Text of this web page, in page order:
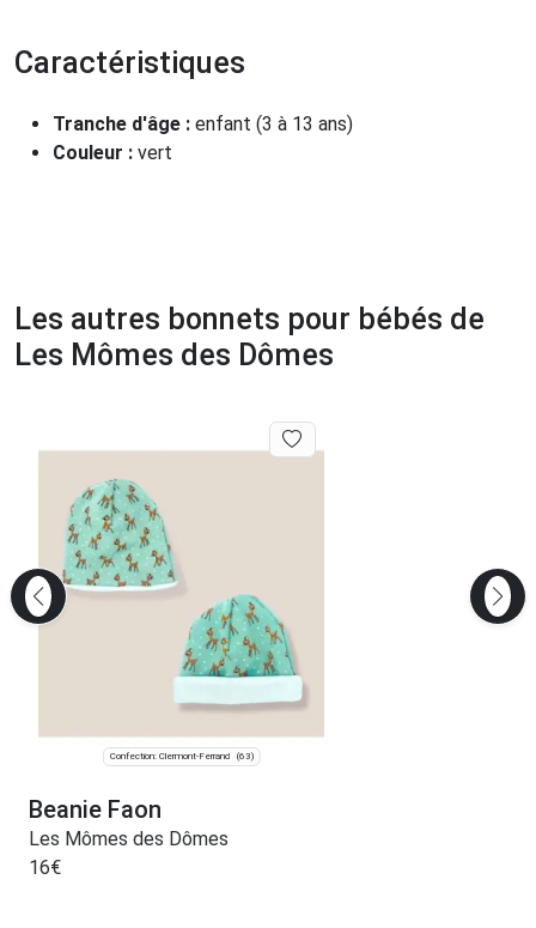
Caractéristiques
Tranche d'âge : enfant (3 à 13 ans)
Couleur : vert
Les autres bonnets pour bébés de
Les Mômes des Dômes
Confection: Clermont-Ferrand (63)
Beanie Faon
Les Mômes des Dômes
16€